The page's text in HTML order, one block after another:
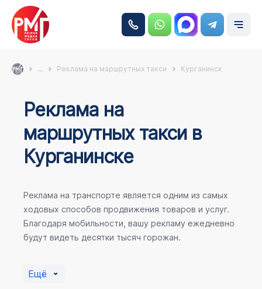
... Реклама на маршрутных такси Курганинск
Реклама на
маршрутных такси в
Курганинске
Реклама на транспорте является одним из самых
ходовых способов продвижения товаров и услуг.
Благодаря мобильности, вашу рекламу ежедневно
будут видеть десятки тысяч горожан.
Ещё